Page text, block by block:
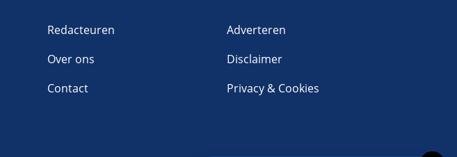
Redacteuren
Over ons
Contact
Adverteren
Disclaimer
Privacy & Cookies